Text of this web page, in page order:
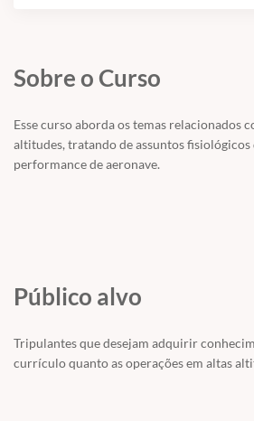
Sobre o Curso
Esse curso aborda os temas relacionados
altitudes, tratando de assuntos
performance de aeronave.
Público alvo
Tripulantes que desejam adquirir
currículo quanto as operações em altas